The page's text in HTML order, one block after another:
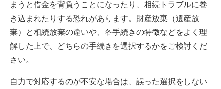
まうと借金を背負うことになったり、相続トラブルに巻
き込まれたりする恐れがあります。財産放棄（遺産放
棄）と相続放棄の違いや、各手続きの特徴などをよく理
解した上で、どちらの手続きを選択するかをご検討くだ
さい。
自力で対応するのが不安な場合は、誤った選択をしない